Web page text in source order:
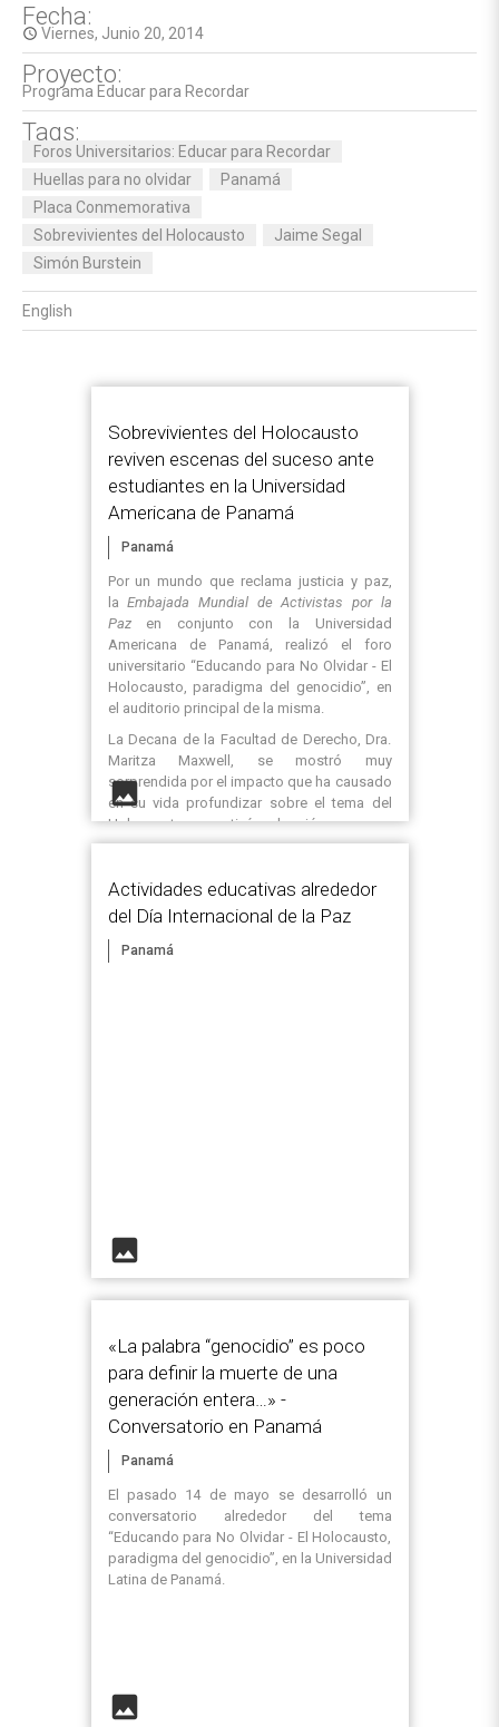
Fecha:
access_time Viernes, Junio 20, 2014
Proyecto:
Programa Educar para Recordar
Tags:
Foros Universitarios: Educar para Recordar
Huellas para no olvidar
Panamá
Placa Conmemorativa
Sobrevivientes del Holocausto
Jaime Segal
Simón Burstein
English
Sobrevivientes del Holocausto
reviven escenas del suceso ante
estudiantes en la Universidad
Americana de Panamá
Panamá
Por un mundo que reclama justicia y paz,
laEmbajada Mundial de Activistas por la
Pazen conjunto con la Universidad
Americana de Panamá, realizó el foro
universitario “Educando para No Olvidar - El
Holocausto, paradigma del genocidio”, en
el auditorio principal de la misma.
La Decana de la Facultad de Derecho, Dra.
Maritza Maxwell, se mostró muy
sorprendida por el impacto que ha causado
en su vida profundizar sobre el tema del
Holocausto, y motivó a los jóvenes para
aprovechar todo espacio donde se pueda
Humanos siendo parte activa y no pasiva de
los problemas del mundo.
image
Actividades educativas alrededor
del Día Internacional de la Paz
Panamá
image
«La palabra “genocidio” es poco
para definir la muerte de una
generación entera…» -
Conversatorio en Panamá
Panamá
El pasado 14 de mayo se desarrolló un
conversatorio alrededor del tema
“Educando para No Olvidar - El Holocausto,
paradigma del genocidio”, en la Universidad
Latina de Panamá.
image